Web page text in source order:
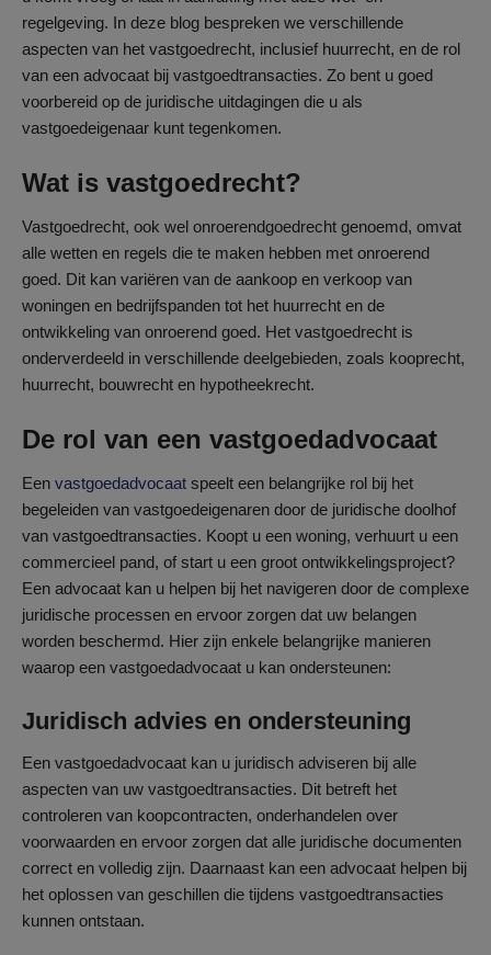
regelgeving. In deze blog bespreken we verschillende
aspecten van het vastgoedrecht, inclusief huurrecht, en de rol
van een advocaat bij vastgoedtransacties. Zo bent u goed
voorbereid op de juridische uitdagingen die u als
vastgoedeigenaar kunt tegenkomen.
Wat is vastgoedrecht?
Vastgoedrecht, ook wel onroerendgoedrecht genoemd, omvat
alle wetten en regels die te maken hebben met onroerend
goed. Dit kan variëren van de aankoop en verkoop van
woningen en bedrijfspanden tot het huurrecht en de
ontwikkeling van onroerend goed. Het vastgoedrecht is
onderverdeeld in verschillende deelgebieden, zoals kooprecht,
huurrecht, bouwrecht en hypotheekrecht.
De rol van een vastgoedadvocaat
Een vastgoedadvocaat speelt een belangrijke rol bij het
begeleiden van vastgoedeigenaren door de juridische doolhof
van vastgoedtransacties. Koopt u een woning, verhuurt u een
commercieel pand, of start u een groot ontwikkelingsproject?
Een advocaat kan u helpen bij het navigeren door de complexe
juridische processen en ervoor zorgen dat uw belangen
worden beschermd. Hier zijn enkele belangrijke manieren
waarop een vastgoedadvocaat u kan ondersteunen:
Juridisch advies en ondersteuning
Een vastgoedadvocaat kan u juridisch adviseren bij alle
aspecten van uw vastgoedtransacties. Dit betreft het
controleren van koopcontracten, onderhandelen over
voorwaarden en ervoor zorgen dat alle juridische documenten
correct en volledig zijn. Daarnaast kan een advocaat helpen bij
het oplossen van geschillen die tijdens vastgoedtransacties
kunnen ontstaan.